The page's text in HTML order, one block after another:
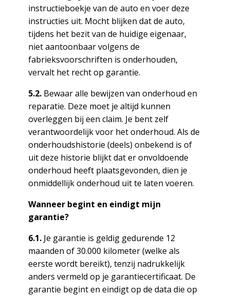
instructieboekje van de auto en voer deze
instructies uit. Mocht blijken dat de auto,
tijdens het bezit van de huidige eigenaar,
niet aantoonbaar volgens de
fabrieksvoorschriften is onderhouden,
vervalt het recht op garantie.
5.2.Bewaar alle bewijzen van onderhoud en
reparatie. Deze moet je altijd kunnen
overleggen bij een claim. Je bent zelf
verantwoordelijk voor het onderhoud. Als de
onderhoudshistorie (deels) onbekend is of
uit deze historie blijkt dat er onvoldoende
onderhoud heeft plaatsgevonden, dien je
onmiddellijk onderhoud uit te laten voeren.
Wanneer begint en eindigt mijn
garantie?
6.1. Je garantie is geldig gedurende 12
maanden of 30.000 kilometer (welke als
eerste wordt bereikt), tenzij nadrukkelijk
anders vermeld op je garantiecertificaat. De
garantie begint en eindigt op de data die op